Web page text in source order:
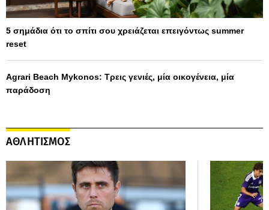
5 σημάδια ότι το σπίτι σου χρειάζεται επειγόντως summer
reset
Agrari Beach Mykonos: Τρεις γενιές, μία οικογένεια, μία
παράδοση
ΑΘΛΗΤΙΣΜΟΣ